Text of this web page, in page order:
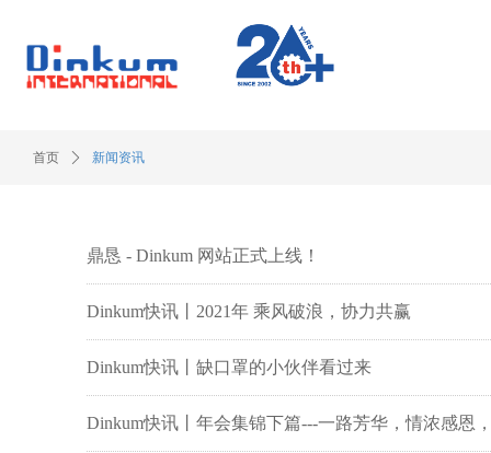
首页 ꄲ 新闻资讯
鼎恳 - Dinkum 网站正式上线！
Dinkum快讯丨2021年 乘风破浪，协力共赢
Dinkum快讯丨缺口罩的小伙伴看过来
Dinkum快讯丨年会集锦下篇---一路芳华，情浓感恩